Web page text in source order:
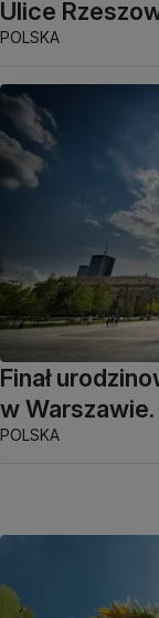
Ulice
POLSKA
Finał
w
POLSKA